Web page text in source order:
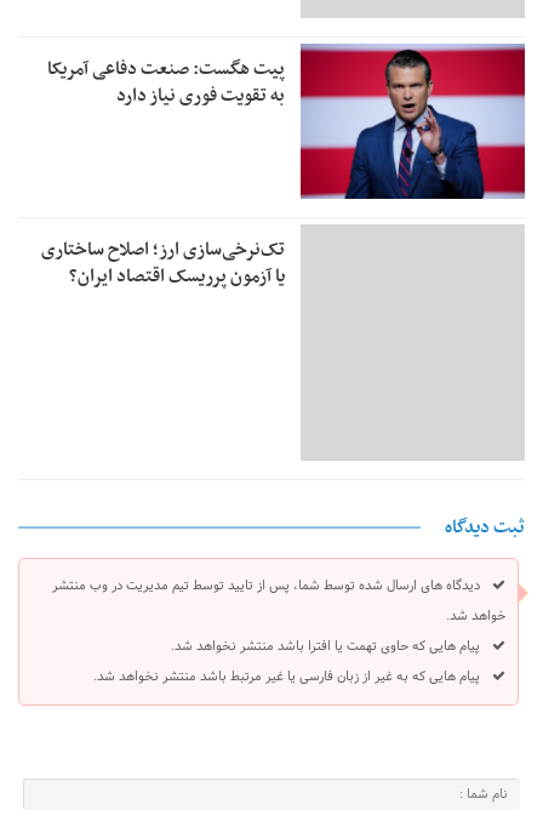
پیت هگست: صنعت دفاعی آمریکا
به تقویت فوری نیاز دارد
تک‌نرخی‌سازی ارز؛ اصلاح ساختاری
یا آزمون پرریسک اقتصاد ایران؟
ثبت دیدگاه
دیدگاه های ارسال شده توسط شما، پس از تایید توسط تیم مدیریت در وب منتشر
خواهد شد.
پیام هایی که حاوی تهمت یا افترا باشد منتشر نخواهد شد.
پیام هایی که به غیر از زبان فارسی یا غیر مرتبط باشد منتشر نخواهد شد.